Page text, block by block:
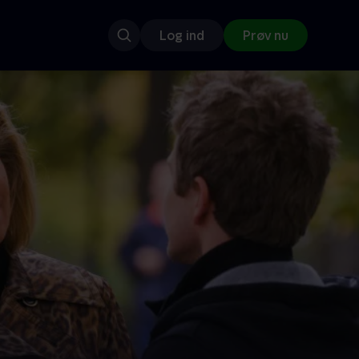
Log ind Prøv nu